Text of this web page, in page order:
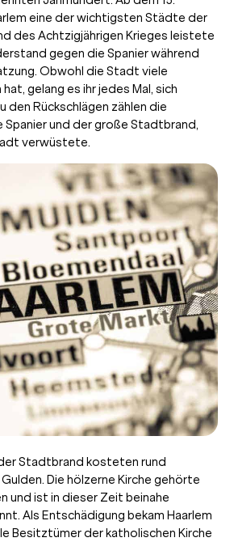
eine der wichtigsten Städte der
des Achtzigjährigen Krieges leistete
gegen die Spanier während
Obwohl die Stadt viele
gelang es ihr jedes Mal, sich
den Rückschlägen zählen die
Spanier und der große Stadtbrand,
verwüstete.
Stadtbrand kosteten rund
Die hölzerne Kirche gehörte
und ist in dieser Zeit beinahe
Als Entschädigung bekam Haarlem
Besitztümer der katholischen Kirche